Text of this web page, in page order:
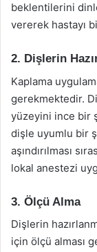
beklentilerini
vererek hastayı
2. Dişlerin
Kaplama
gerekmektedir.
yüzeyini ince bir
dişle uyumlu bir
aşındırılması
lokal anestezi
3. Ölçü Alma
Dişlerin
için ölçü alması